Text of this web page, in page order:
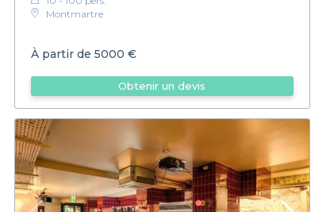
Montmartre
À partir de 5000 €
Obtenir un devis